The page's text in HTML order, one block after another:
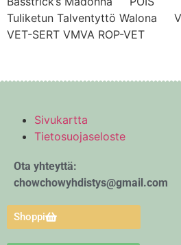
Tuliketun Talventyttö Walona
VET-SERT VMVA ROP-VET
Sivukartta
Tietosuojaseloste
Ota yhteyttä:
chowchowyhdistys@gmail.com
Shoppi